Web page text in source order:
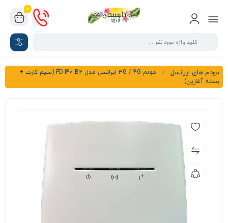
0
مودم های ایرانسل
مودم 3G / 4G ایرانسل مدل FD-i40 B2 (سیم کارت +
بسته آغازین)